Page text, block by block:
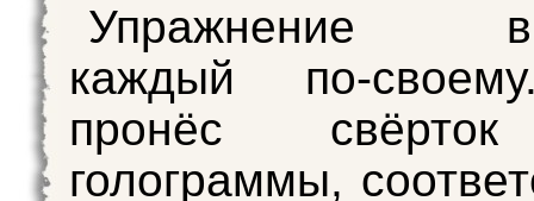
Упражнение
каждый по-
пронёс
голограммы,